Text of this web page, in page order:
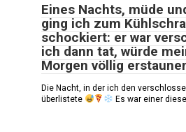
Eines Nachts, müde
ging ich zum
schockiert: er war
ich dann tat, würde
Morgen völlig
Die Nacht, in der ich den
überlistete
Es war einer